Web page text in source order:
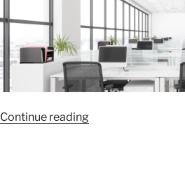
Continue reading« 5